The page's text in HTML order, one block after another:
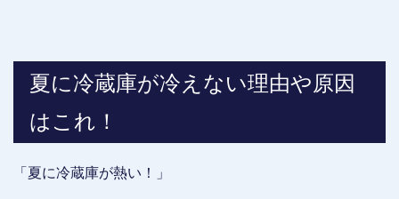
夏に冷蔵庫が冷えない理由や原因
はこれ！
「夏に冷蔵庫が熱い！」